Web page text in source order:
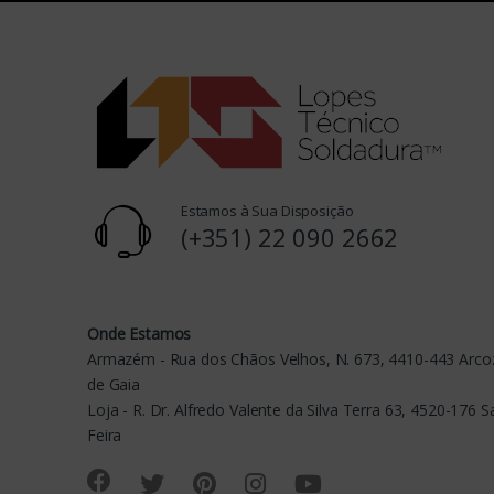
s
Estamos à Sua Disposição
(+351) 22 090 2662
Onde Estamos
Armazém - Rua dos Chãos Velhos, N. 673, 4410-443
de Gaia
Loja - R. Dr. Alfredo Valente da Silva Terra 63, 4520-176
Feira